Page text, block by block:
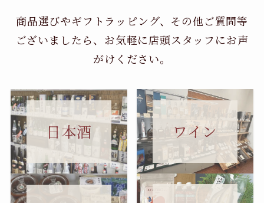
商品選びやギフトラッピング、その他ご質問等
ございましたら、お気軽に店頭スタッフにお声
がけください。
日本酒 ワイン